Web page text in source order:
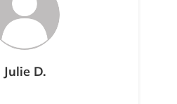
Julie D.